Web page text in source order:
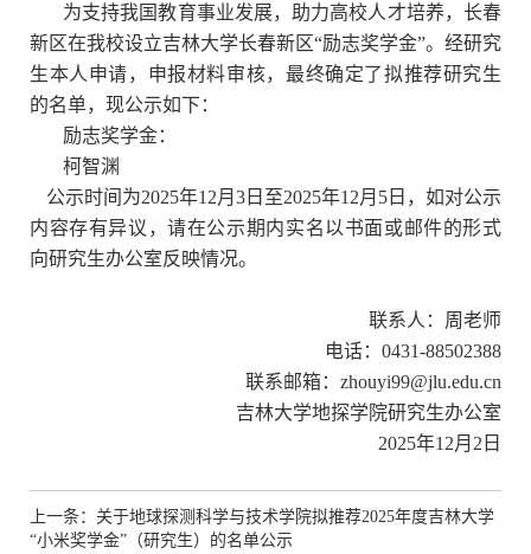
为支持我国教育事业发展，助力高校人才培养，长春
新区在我校设立吉林大学长春新区“励志奖学金”。经研究
生本人申请，申报材料审核，最终确定了拟推荐研究生
的名单，现公示如下：
励志奖学金：
柯智渊
公示时间为2025年12月 3 日至2025年12月 5 日，如对公示
内容存有异议，请在公示期内实名以书面或邮件的形式
向研究生办公室反映情况。
联系人：周老师
电话： 0431-88502388
联系邮箱： zhouyi99@jlu.edu.cn
吉林大学地探学院研究生办公室
2025年12月 2 日
上一条：关于地球探测科学与技术学院拟推荐2025年度吉林大学
“小米奖学金”（研究生）的名单公示